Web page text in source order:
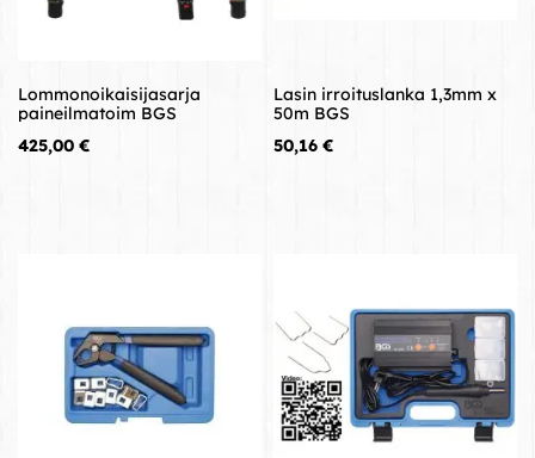
Lommonoikaisijasarja
paineilmatoim BGS
Hinta
425,00 €
Lasin irroituslanka 1,3mm x
50m BGS
Hinta
50,16 €